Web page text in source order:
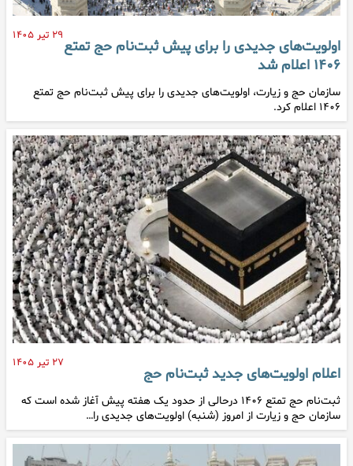
۲۹ تیر ۱۴۰۵
اولویت‌های جدیدی را برای پیش ثبت‌نام حج تمتع
۱۴۰۶ اعلام شد
سازمان حج و زیارت، اولویت‌های جدیدی را برای پیش ثبت‌نام حج تمتع
۱۴۰۶ اعلام کرد.
۲۷ تیر ۱۴۰۵
اعلام اولویت‌های جدید ثبت‌نام حج
ثبت‌نام حج تمتع ۱۴۰۶ درحالی از حدود یک هفته پیش آغاز شده است که
سازمان حج و زیارت از امروز (شنبه) اولویت‌های جدیدی را…